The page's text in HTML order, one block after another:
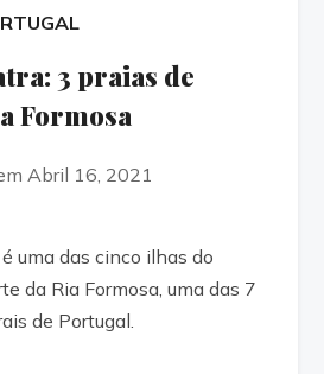
3 praias de
Formosa
Abril 16, 2021
uma das cinco ilhas do
da Ria Formosa, uma das 7
de Portugal.